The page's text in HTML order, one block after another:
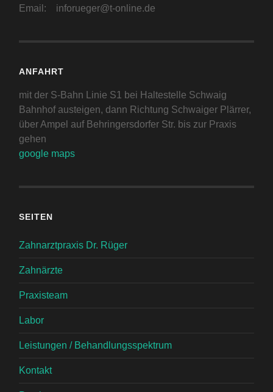
Email: inforueger@t-online.de
ANFAHRT
mit der S-Bahn Linie S1 bei Haltestelle Schwaig
Bahnhof austeigen, dann Richtung Schwaiger Plärrer,
über Ampel auf Behringersdorfer Str. bis zur Praxis
gehen
google maps
SEITEN
Zahnarztpraxis Dr. Rüger
Zahnärzte
Praxisteam
Labor
Leistungen / Behandlungsspektrum
Kontakt